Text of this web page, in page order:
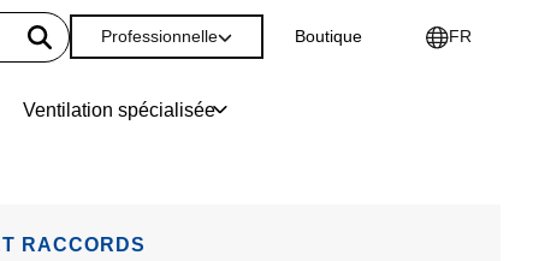
Ventilation spécialisée
Professionnelle Boutique FR
RACCORDS